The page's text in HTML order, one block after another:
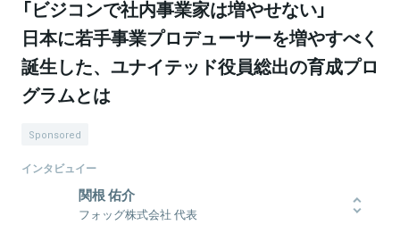
「ビジコンで社内事業家は増やせない」
日本に若手事業プロデューサーを増やすべく
誕生した、ユナイテッド役員総出の育成プロ
グラムとは
Sponsored
インタビュイー
関根 佑介
フォッグ株式会社 代表